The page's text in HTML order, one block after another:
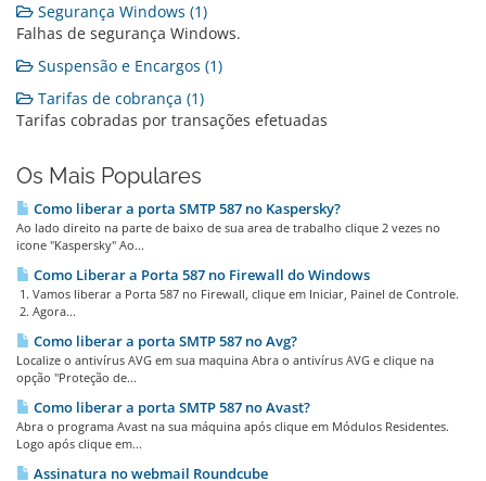
Segurança Windows (1)
Falhas de segurança Windows.
Suspensão e Encargos (1)
Tarifas de cobrança (1)
Tarifas cobradas por transações efetuadas
Os Mais Populares
Como liberar a porta SMTP 587 no Kaspersky?
Ao lado direito na parte de baixo de sua area de trabalho clique 2 vezes no
icone "Kaspersky" Ao...
Como Liberar a Porta 587 no Firewall do Windows
1. Vamos liberar a Porta 587 no Firewall, clique em Iniciar, Painel de Controle.
2. Agora...
Como liberar a porta SMTP 587 no Avg?
Localize o antivírus AVG em sua maquina Abra o antivírus AVG e clique na
opção "Proteção de...
Como liberar a porta SMTP 587 no Avast?
Abra o programa Avast na sua máquina após clique em Módulos Residentes.
Logo após clique em...
Assinatura no webmail Roundcube